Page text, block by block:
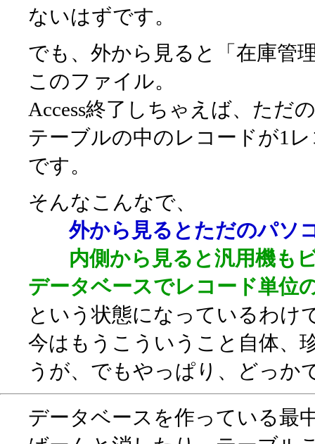
ないはずです。
でも、外から見ると「在庫管
このファイル。
Access終了しちゃえば、ただ
テーブルの中のレコードが1
です。
そんなこんなで、
外から見るとただのパソ
内側から見ると汎用機も
データベースでレコード単位
という状態になっているわけ
今はもうこういうこと自体、
うが、でもやっぱり、どっか
データベースを作っている最